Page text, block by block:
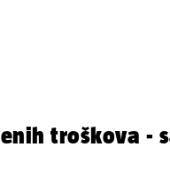
troškova -